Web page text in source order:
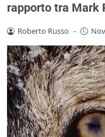
rapporto tra Mark
Roberto Russo -